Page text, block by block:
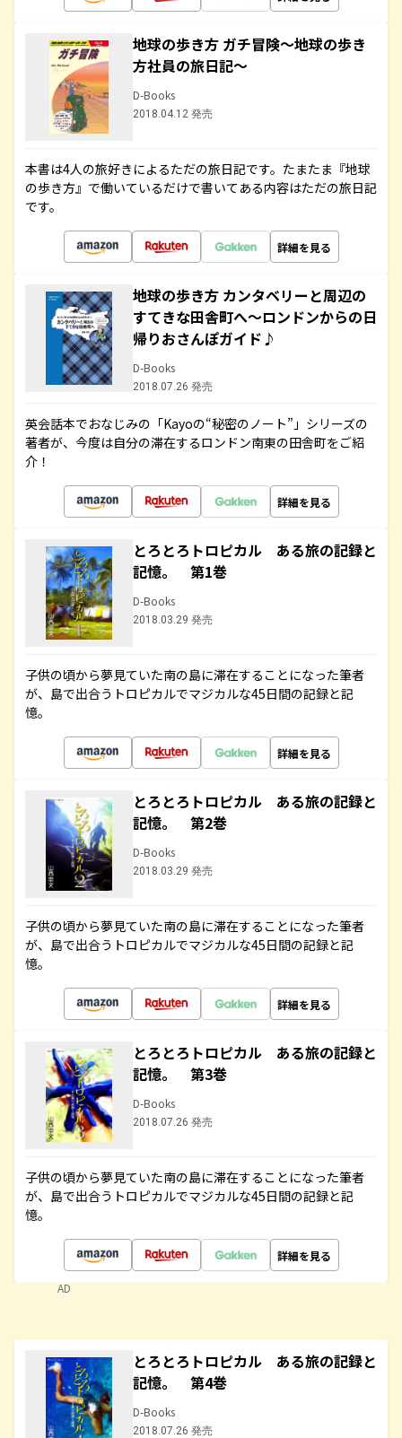
地球の歩き方 ガチ冒険～地球の歩き
方社員の旅日記～
D-Books
2018.04.12 発売
本書は4人の旅好きによるただの旅日記です。たまたま『地球
の歩き方』で働いているだけで書いてある内容はただの旅日記
です。
詳細を見る
地球の歩き方 カンタベリーと周辺の
すてきな田舎町へ～ロンドンからの日
帰りおさんぽガイド♪
D-Books
2018.07.26 発売
英会話本でおなじみの「Kayoの“秘密のノート”」シリーズの
著者が、今度は自分の滞在するロンドン南東の田舎町をご紹
介！
詳細を見る
とろとろトロピカル ある旅の記録と
記憶。 第1巻
D-Books
2018.03.29 発売
子供の頃から夢見ていた南の島に滞在することになった筆者
が、島で出合うトロピカルでマジカルな45日間の記録と記
憶。
詳細を見る
とろとろトロピカル ある旅の記録と
記憶。 第2巻
D-Books
2018.03.29 発売
子供の頃から夢見ていた南の島に滞在することになった筆者
が、島で出合うトロピカルでマジカルな45日間の記録と記
憶。
詳細を見る
とろとろトロピカル ある旅の記録と
記憶。 第3巻
D-Books
2018.07.26 発売
子供の頃から夢見ていた南の島に滞在することになった筆者
が、島で出合うトロピカルでマジカルな45日間の記録と記
憶。
詳細を見る
AD
とろとろトロピカル ある旅の記録と
記憶。 第4巻
D-Books
2018.07.26 発売